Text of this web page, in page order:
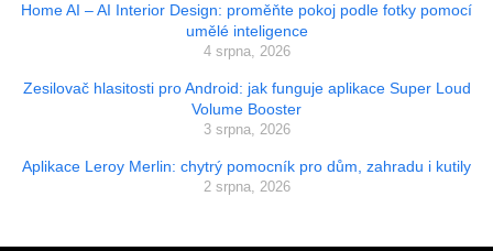
Home AI – AI Interior Design: proměňte pokoj podle fotky pomocí
umělé inteligence
4 srpna, 2026
Zesilovač hlasitosti pro Android: jak funguje aplikace Super Loud
Volume Booster
3 srpna, 2026
Aplikace Leroy Merlin: chytrý pomocník pro dům, zahradu i kutily
2 srpna, 2026